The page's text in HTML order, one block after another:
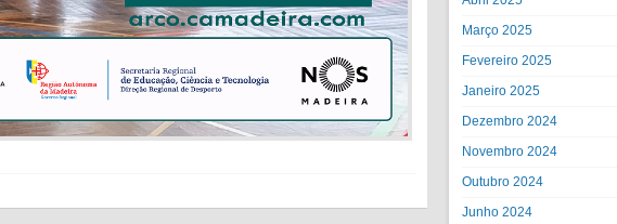
Março 2025
Fevereiro 2025
Janeiro 2025
Dezembro 2024
Novembro 2024
Outubro 2024
Junho 2024